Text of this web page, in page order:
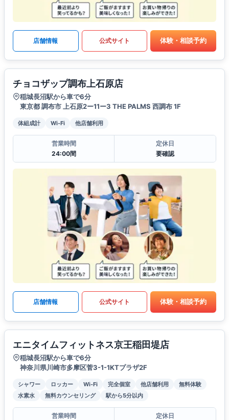
店舗情報 公式サイト 体験・相談予約
チョコザップ調布上石原店
稲城長沼駅から車で6分
東京都 調布市 上石原2ー11ー3 THE PALMS 西調布 1F
体組成計 Wi-Fi 他店舗利用
営業時間
24:00間
定休日
要確認
店舗情報 公式サイト 体験・相談予約
エニタイムフィットネス京王稲田堤店
稲城長沼駅から車で6分
神奈川県川崎市多摩区菅3-1-1KTプラザ2F
シャワー ロッカー Wi-Fi 完全個室 他店舗利用
無料体験
水素水
無料カウンセリング 駅から5分以内
営業時間
定休日